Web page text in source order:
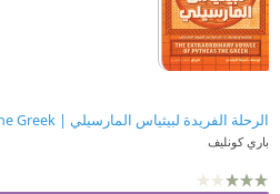
باري كونليف